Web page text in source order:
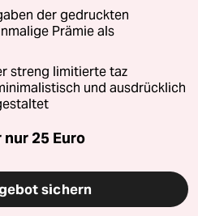
der gedruckten
Prämie als
streng limitierte taz
und ausdrücklich
nur 25 Euro
sichern